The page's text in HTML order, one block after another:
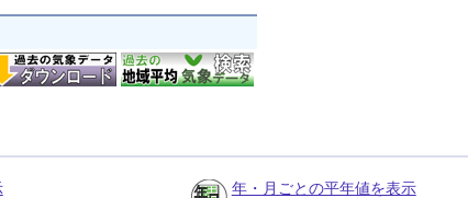
年・月ごとの平年値を表示